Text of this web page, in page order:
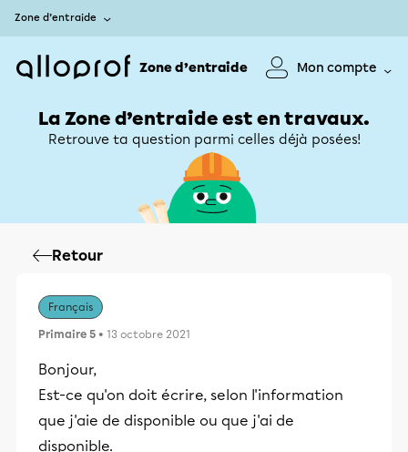
Zone d’entraide
Zone d’entraide Mon compte
La Zone d’entraide est en travaux.
Retrouve ta question parmi celles déjà posées!
Retour
Français
Primaire 5 • 13 octobre 2021
Bonjour,
Est-ce qu'on doit écrire, selon l'information
que j'aie de disponible ou que j'ai de
disponible.